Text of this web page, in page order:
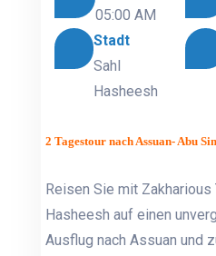
05:00 AM
Stadt
Sahl
Hasheesh
2 Tagestour nach Assuan- Abu
Reisen Sie mit Zakharious
Hasheesh auf einen
Ausflug nach Assuan und